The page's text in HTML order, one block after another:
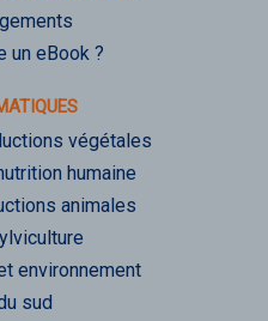
un eBook ?
végétales
humaine
animales
environnement
sud